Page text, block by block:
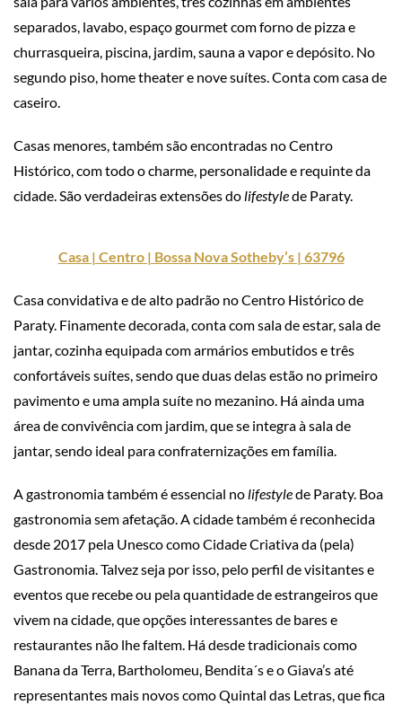
separados, lavabo, espaço gourmet com forno de pizza e
churrasqueira, piscina, jardim, sauna a vapor e depósito. No
segundo piso, home theater e nove suítes. Conta com casa de
caseiro.
Casas menores, também são encontradas no Centro
Histórico, com todo o charme, personalidade e requinte da
cidade. São verdadeiras extensões dolifestylede Paraty.
Casa | Centro | Bossa Nova Sotheby’s | 63796
Casa convidativa e de alto padrão no Centro Histórico de
Paraty. Finamente decorada, conta com sala de estar, sala de
jantar, cozinha equipada com armários embutidos e três
confortáveis suítes, sendo que duas delas estão no primeiro
pavimento e uma ampla suíte no mezanino. Há ainda uma
área de convivência com jardim, que se integra à sala de
jantar, sendo ideal para confraternizações em família.
A gastronomia também é essencial nolifestylede Paraty. Boa
gastronomia sem afetação. A cidade também é reconhecida
desde 2017 pela Unesco como Cidade Criativa da (pela)
Gastronomia. Talvez seja por isso, pelo perfil de visitantes e
eventos que recebe ou pela quantidade de estrangeiros que
vivem na cidade, que opções interessantes de bares e
restaurantes não lhe faltem. Há desde tradicionais como
Banana da Terra, Bartholomeu, Bendita´s e o Giava’s até
representantes mais novos como Quintal das Letras, que fica